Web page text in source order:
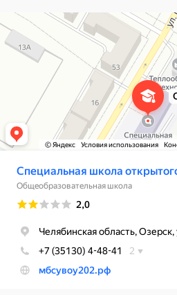
Специальная школа открытого типа № 202
Общеобразовательная школа в Озёрске